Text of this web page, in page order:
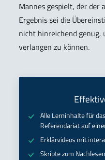
Mannes gespielt, der der
Ergebnis sei die
nicht hinreichend genug,
verlangen zu können.
Alle Lerninhalte für
Referendariat auf
Erklärvideos mit
Skripte zum Nachlesen